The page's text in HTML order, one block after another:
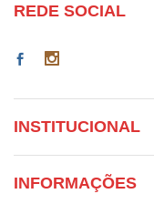
REDE SOCIAL
INSTITUCIONAL
INFORMAÇÕES